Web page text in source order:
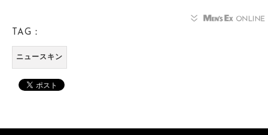
TAG：
ニュースキン